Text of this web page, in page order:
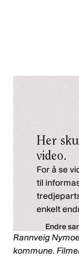
Her
video.
For å se
til
enkelt
Endre
Rannveig
kommune.